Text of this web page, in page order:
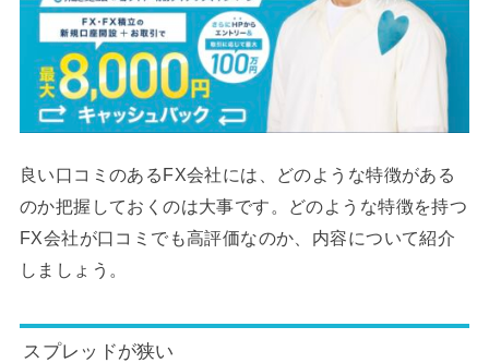
良い口コミのあるFX会社には、どのような特徴がある
のか把握しておくのは大事です。どのような特徴を持つ
FX会社が口コミでも高評価なのか、内容について紹介
しましょう。
スプレッドが狭い